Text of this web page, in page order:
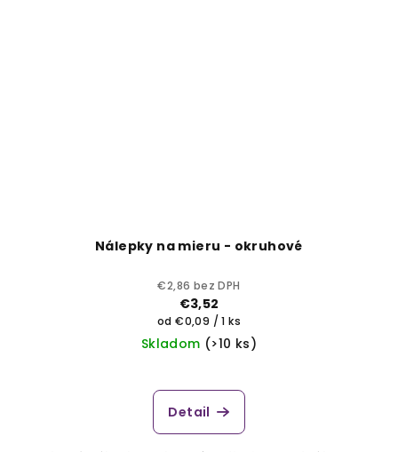
Nálepky na mieru - okruhové
€2,86 bez DPH
€3,52
Jednotková
cena:
od €0,09 / 1 ks
Skladom (>10 ks)
Detail